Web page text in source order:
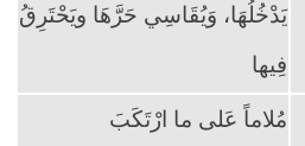
يَدْخُلُهَا، وَيُقَاسِي حَرَّهَا ويَحْتَرِقُ
فِيها
مُلاماً عَلى ما ارْتَكَبَ